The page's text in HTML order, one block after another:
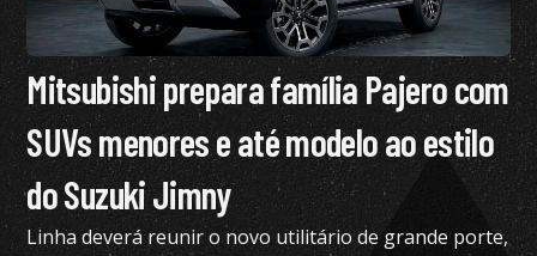
Mitsubishi prepara família Pajero com
SUVs menores e até modelo ao estilo
do Suzuki Jimny
Linha deverá reunir o novo utilitário de grande porte,